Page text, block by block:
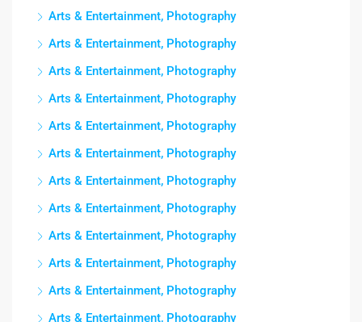
Arts & Entertainment, Photography
Arts & Entertainment, Photography
Arts & Entertainment, Photography
Arts & Entertainment, Photography
Arts & Entertainment, Photography
Arts & Entertainment, Photography
Arts & Entertainment, Photography
Arts & Entertainment, Photography
Arts & Entertainment, Photography
Arts & Entertainment, Photography
Arts & Entertainment, Photography
Arts & Entertainment, Photography